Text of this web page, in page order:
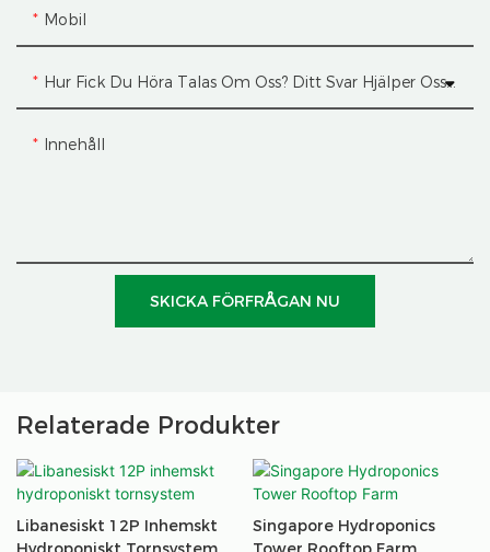
Mobil
Hur Fick Du Höra Talas Om Oss? Ditt Svar Hjälper Oss Att Bli Bättre
Innehåll
SKICKA FÖRFRÅGAN NU
Relaterade Produkter
Libanesiskt 12P Inhemskt
Singapore Hydroponics